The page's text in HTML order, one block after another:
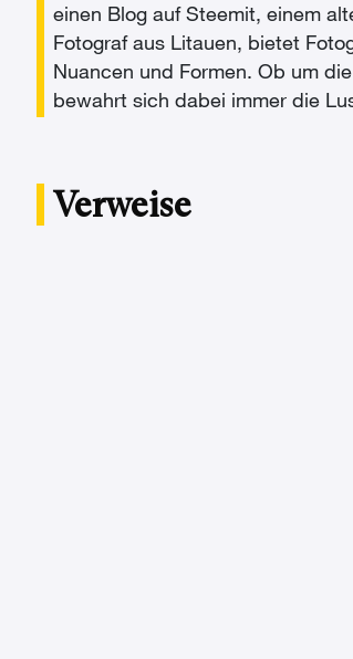
einen Blog auf Steemit, einem
Fotograf aus Litauen, bietet
Nuancen und Formen. Ob um
bewahrt sich dabei immer die
Verweise